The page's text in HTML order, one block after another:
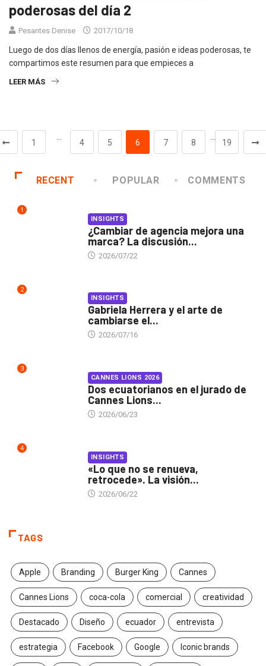
poderosas del día 2
Pesantes Denise 2017/10/18
Luego de dos días llenos de energía, pasión e ideas poderosas, te
compartimos este resumen para que empieces a
LEER MÁS
1 4 5 6 7 8 19
RECENT POPULAR COMMENTS
1
INSIGHTS
¿Cambiar de agencia mejora una
marca? La discusión...
2026/07/22
2
INSIGHTS
Gabriela Herrera y el arte de
cambiarse el...
2026/07/16
3
CANNES LIONS 2026
Dos ecuatorianos en el jurado de
Cannes Lions...
2026/06/23
4
INSIGHTS
«Lo que no se renueva,
retrocede». La visión...
2026/06/22
TAGS
Apple Branding Burger King Cannes
Cannes Lions coca-cola comercial creatividad
Destacado Diseño ecuador entrevista
estrategia Facebook Google Iconic brands